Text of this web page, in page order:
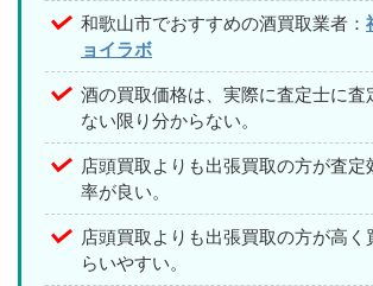
和歌山市でおすすめの酒買取業者：
ョイラボ
酒の買取価格は、実際に査定士に査
ない限り分からない。
店頭買取よりも出張買取の方が査定
率が良い。
店頭買取よりも出張買取の方が高く
らいやすい。